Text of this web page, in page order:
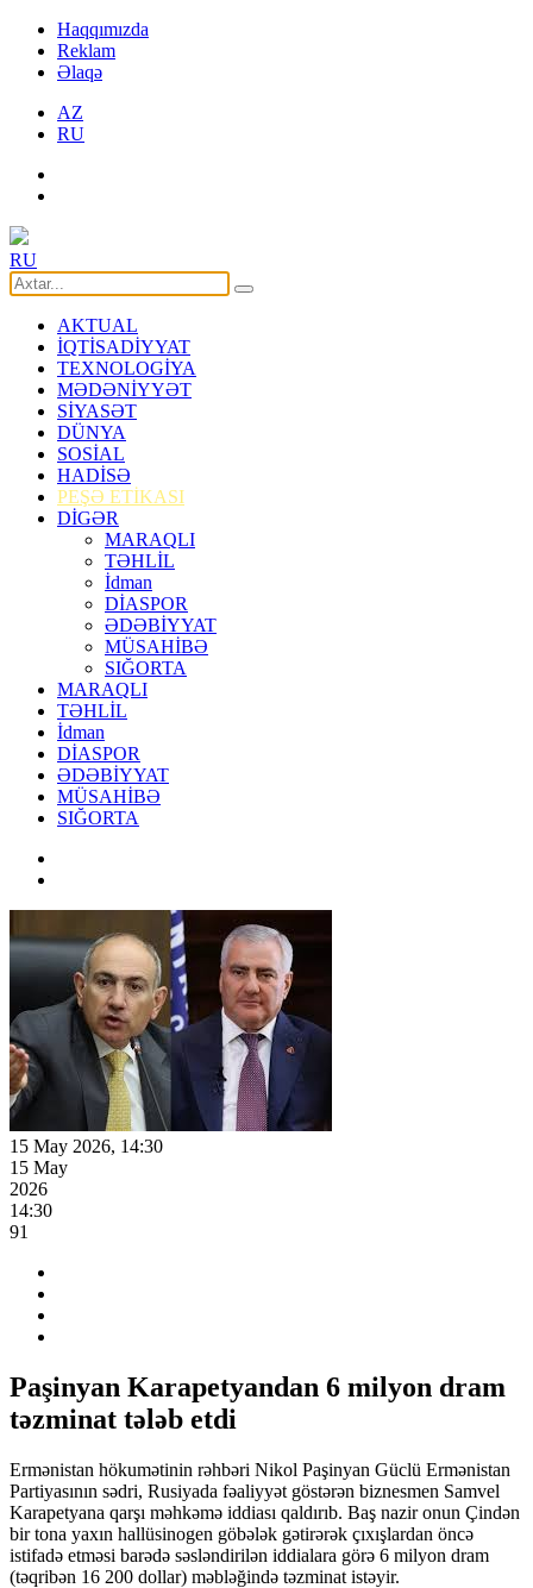
Haqqımızda
Reklam
Əlaqə
AZ
RU
RU
AKTUAL
İQTİSADİYYAT
TEXNOLOGİYA
MƏDƏNİYYƏT
SİYASƏT
DÜNYA
SOSİAL
HADİSƏ
PEŞƏ ETİKASI
DİGƏR
MARAQLI
TƏHLİL
İdman
DİASPOR
ƏDƏBİYYAT
MÜSAHİBƏ
SIĞORTA
MARAQLI
TƏHLİL
İdman
DİASPOR
ƏDƏBİYYAT
MÜSAHİBƏ
SIĞORTA
15 May 2026, 14:30
15 May
2026
14:30
91
Paşinyan Karapetyandan 6 milyon dram
təzminat tələb etdi
Ermənistan hökumətinin rəhbəri Nikol Paşinyan Güclü Ermənistan
Partiyasının sədri, Rusiyada fəaliyyət göstərən biznesmen Samvel
Karapetyana qarşı məhkəmə iddiası qaldırıb. Baş nazir onun Çindən
bir tona yaxın hallüsinogen göbələk gətirərək çıxışlardan öncə
istifadə etməsi barədə səsləndirilən iddialara görə 6 milyon dram
(təqribən 16 200 dollar) məbləğində təzminat istəyir.